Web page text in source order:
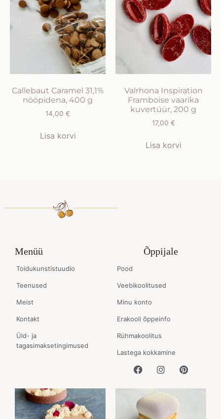
Callebaut Caramel 31,1%
nööpidena, 400 g
14,00 €
Lisa korvi
Valrhona Inspiration
Framboise vaarika
kuvertüür, 200 g
17,00 €
Lisa korvi
Menüü
Toidukunstistuudio
Teenused
Meist
Kontakt
Üld- ja
tagasimaksetingimused
Õppijale
Pood
Veebikoolitused
Minu konto
Erakooli õppeinfo
Rühmakoolitus
Lastega kokkamine